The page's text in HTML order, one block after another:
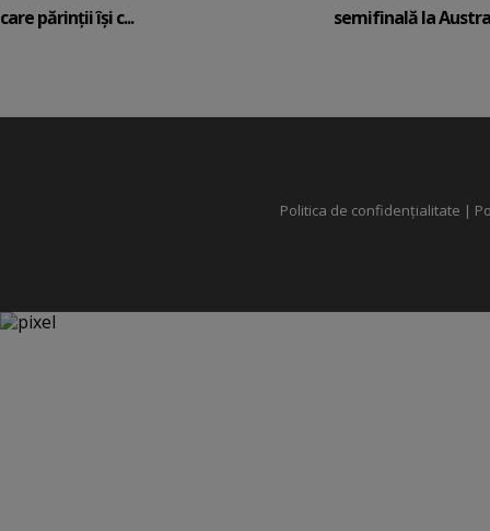
care părinții își c...
semifinală la
Politica de confidențialitate |